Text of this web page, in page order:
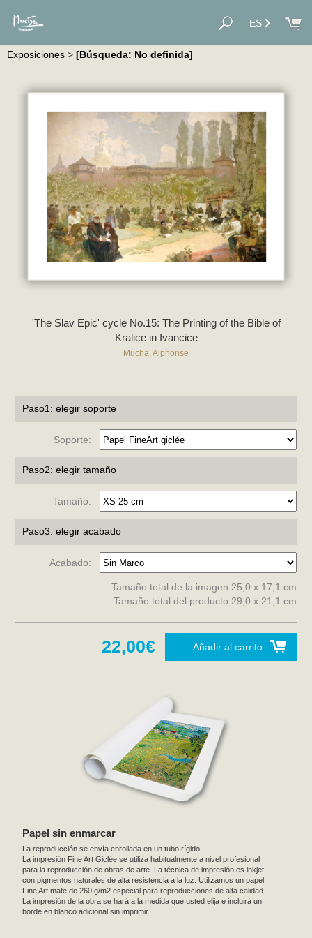
ES
Exposiciones > [Búsqueda: No definida]
'The Slav Epic' cycle No.15: The Printing of the Bible of
Kralice in Ivancice
Mucha, Alphonse
Paso1: elegir soporte
Soporte:
Paso2: elegir tamaño
Tamaño:
Paso3: elegir acabado
Acabado:
Tamaño total de la imagen 25,0 x 17,1 cm
Tamaño total del producto 29,0 x 21,1 cm
Añadir al carrito
22,00€
Papel sin enmarcar
La reproducción se envía enrollada en un tubo rígido.
La impresión Fine Art Giclée se utiliza habitualmente a nivel profesional
para la reproducción de obras de arte. La técnica de impresión es inkjet
con pigmentos naturales de alta resistencia a la luz. Utilizamos un papel
Fine Art mate de 260 g/m2 especial para reproducciones de alta calidad.
La impresión de la obra se hará a la medida que usted elija e incluirá un
borde en blanco adicional sin imprimir.